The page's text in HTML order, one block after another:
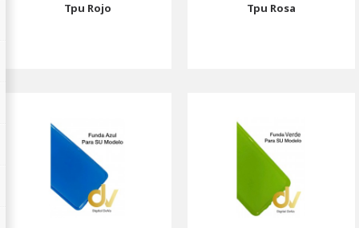
Tpu Rojo
Tpu Rosa